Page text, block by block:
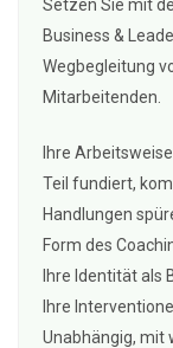
Setzen Sie mit
Business &
Wegbegleitung
Mitarbeitenden.
Ihre
Teil fundiert,
Handlungen
Form des
Ihre Identität als
Ihre
Unabhängig, mit